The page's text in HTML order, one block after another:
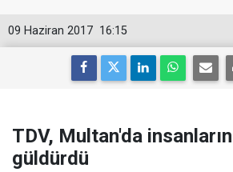
16:15
09 Haziran 2017
TDV, Multan'da
güldürdü